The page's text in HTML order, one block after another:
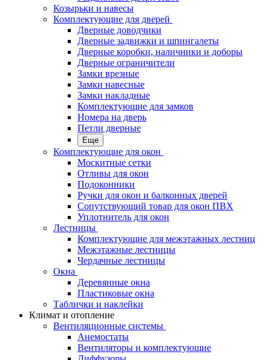
Козырьки и навесы
Комплектующие для дверей
Дверные доводчики
Дверные задвижки и шпингалеты
Дверные коробки, наличники и доборы
Дверные ограничители
Замки врезные
Замки навесные
Замки накладные
Комплектующие для замков
Номера на дверь
Петли дверные
Еще
Комплектующие для окон
Москитные сетки
Отливы для окон
Подоконники
Ручки для окон и балконных дверей
Сопутствующий товар для окон ПВХ
Уплотнитель для окон
Лестницы
Комплектующие для межэтажных лестниц
Межэтажные лестницы
Чердачные лестницы
Окна
Деревянные окна
Пластиковые окна
Таблички и наклейки
Климат и отопление
Вентиляционные системы
Анемостаты
Вентиляторы и комплектующие